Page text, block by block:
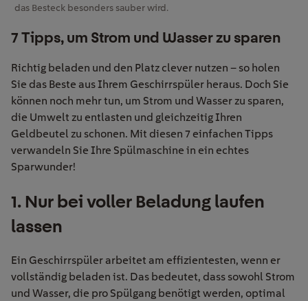
das Besteck besonders sauber wird.
7 Tipps, um Strom und Wasser zu sparen
Richtig beladen und den Platz clever nutzen – so holen
Sie das Beste aus Ihrem Geschirrspüler heraus. Doch Sie
können noch mehr tun, um Strom und Wasser zu sparen,
die Umwelt zu entlasten und gleichzeitig Ihren
Geldbeutel zu schonen. Mit diesen 7 einfachen Tipps
verwandeln Sie Ihre Spülmaschine in ein echtes
Sparwunder!
1. Nur bei voller Beladung laufen
lassen
Ein Geschirrspüler arbeitet am effizientesten, wenn er
vollständig beladen ist. Das bedeutet, dass sowohl Strom
und Wasser, die pro Spülgang benötigt werden, optimal